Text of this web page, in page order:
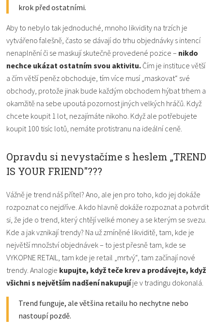
krok před ostatními.
Aby to nebylo tak jednoduché, mnoho likvidity na trzích je
vytvářeno falešně, často se dávají do trhu objednávky s intencí
nenaplnění či se maskují skutečně provedené pozice – nikdo
nechce ukázat ostatním svou aktivitu. Čím je instituce větší
a čím větší peněz obchoduje, tím více musí „maskovat“ své
obchody, protože jinak bude každým obchodem hýbat trhem a
okamžitě na sebe upoutá pozornost jiných velkých hráčů. Když
chcete koupit 1 lot, nezajímáte nikoho. Když ale potřebujete
koupit 100 tisíc lotů, nemáte protistranu na ideální ceně.
Opravdu si nevystačíme s heslem „TREND
IS YOUR FRIEND"???
Vážně je trend náš přítel? Ano, ale jen pro toho, kdo jej dokáže
rozpoznat co nejdříve. A kdo hlavně dokáže rozpoznat a potvrdit
si, že jde o trend, který chtějí velké money a se kterým se svezu.
Kde a jak vznikají trendy? Na už zmíněné likviditě, tam, kde je
největší množství objednávek – to jest přesně tam, kde se
VYKOPNE RETAIL, tam kde je retail „mrtvý“, tam začínají nové
trendy. Analogie kupujte, když teče krev a prodávejte, když
všichni s největším nadšení nakupujíje v tradingu dokonalá.
Trend funguje, ale většina retailu ho nechytne nebo
nastoupí pozdě.